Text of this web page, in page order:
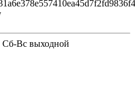
Сб-Вс выходной